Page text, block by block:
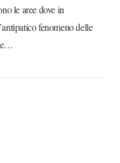
le aree dove in
fenomeno delle